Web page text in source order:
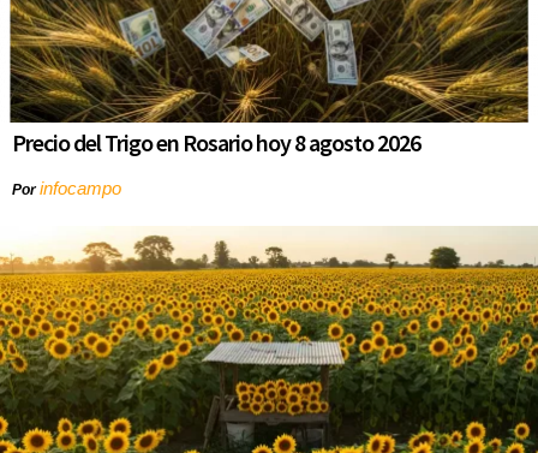
Precio del Trigo en Rosario hoy 8 agosto 2026
Porinfocampo